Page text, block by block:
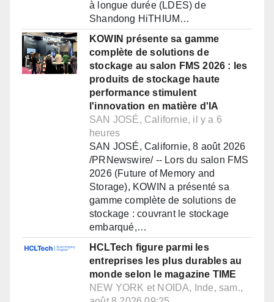
à longue durée (LDES) de
Shandong HiTHIUM…
KOWIN présente sa gamme
complète de solutions de
stockage au salon FMS 2026 : les
produits de stockage haute
performance stimulent
l'innovation en matière d'IA
SAN JOSÉ, Californie, il y a 6
heures
SAN JOSÉ, Californie, 8 août 2026
/PRNewswire/ -- Lors du salon FMS
2026 (Future of Memory and
Storage), KOWIN a présenté sa
gamme complète de solutions de
stockage : couvrant le stockage
embarqué,…
HCLTech figure parmi les
entreprises les plus durables au
monde selon le magazine TIME
NEW YORK et NOIDA, Inde, sam.,